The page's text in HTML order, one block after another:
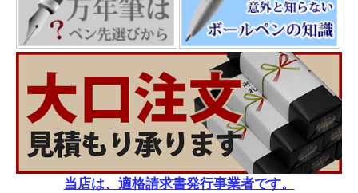
当店は、適格請求書発行事業者です。